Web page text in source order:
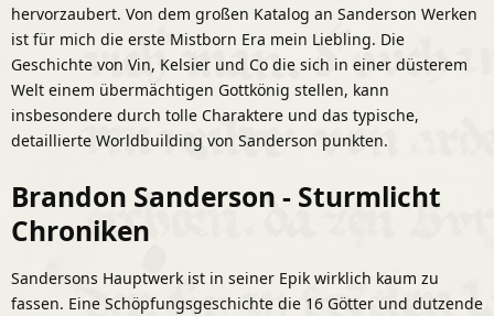
hervorzaubert. Von dem großen Katalog an Sanderson Werken
ist für mich die erste Mistborn Era mein Liebling. Die
Geschichte von Vin, Kelsier und Co die sich in einer düsterem
Welt einem übermächtigen Gottkönig stellen, kann
insbesondere durch tolle Charaktere und das typische,
detaillierte Worldbuilding von Sanderson punkten.
Brandon Sanderson - Sturmlicht
Chroniken
Sandersons Hauptwerk ist in seiner Epik wirklich kaum zu
fassen. Eine Schöpfungsgeschichte die 16 Götter und dutzende